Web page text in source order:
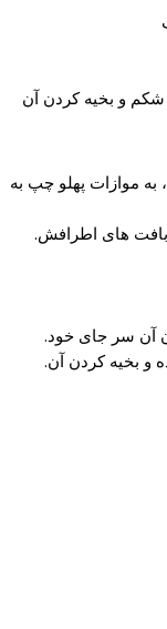
و بخیه کردن آن
موازات پهلو چپ به
بافت های اطرافش.
آن سر جای خود.
و بخیه کردن آن.